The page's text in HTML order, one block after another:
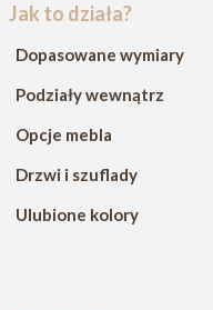
Jak to działa?
Dopasowane wymiary
Podziały wewnątrz
Opcje mebla
Drzwi i szuflady
Ulubione kolory